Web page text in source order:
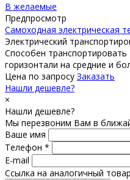
В желаемые
Предпросмотр
Самоходная электрическая
Электрический
Способен
горизонтали на средние и
Цена по запросу Заказать
Нашли дешевле?
×
Нашли дешевле?
Мы перезвоним Вам в
Ваше имя
Телефон *
E-mail
Ссылка на аналогичный